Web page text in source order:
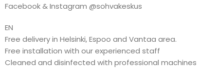
Facebook & Instagram @sohvakeskus
EN
Free delivery in Helsinki, Espoo and Vantaa area.
Free installation with our experienced staff
Cleaned and disinfected with professional machines